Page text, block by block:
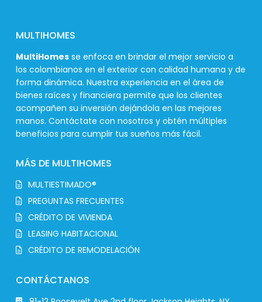
MULTIHOMES
MultiHomes se enfoca en brindar el mejor servicio a
los colombianos en el exterior con calidad humana y de
forma dinámica. Nuestra experiencia en el área de
bienes raíces y financiera permite que los clientes
acompañen su inversión dejándola en las mejores
manos. Contáctate con nosotros y obtén múltiples
beneficios para cumplir tus sueños más fácil.
MÁS DE MULTIHOMES
MULTIESTIMADO®
PREGUNTAS FRECUENTES
CRÉDITO DE VIVIENDA
LEASING HABITACIONAL
CRÉDITO DE REMODELACIÓN
CONTÁCTANOS